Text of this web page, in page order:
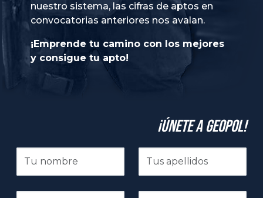
nuestro sistema, las cifras de aptos en
convocatorias anteriores nos avalan.
¡Emprende tu camino con los mejores
y consigue tu apto!
¡Únete a GeoPol!